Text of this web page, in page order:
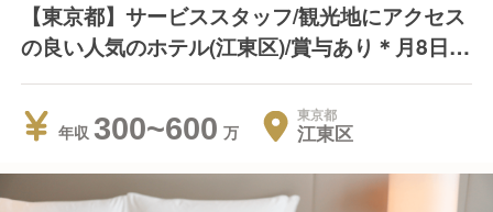
【東京都】サービススタッフ/観光地にアクセス
の良い人気のホテル(江東区)/賞与あり＊月8日以
上休み＊残業代別途支給
年収 300~600 東京都
江東区